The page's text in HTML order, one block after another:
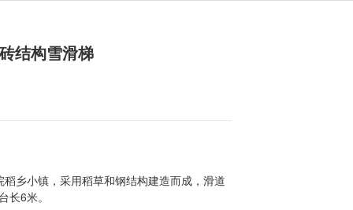
结构雪滑梯
乡小镇，采用稻草和钢结构建造而成，滑道
长6米。